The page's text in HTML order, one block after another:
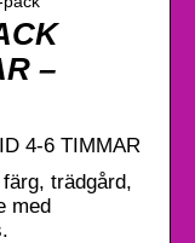
–
4-6 TIMMAR
trädgård,
med